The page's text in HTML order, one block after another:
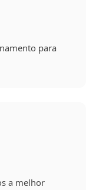
para
a melhor